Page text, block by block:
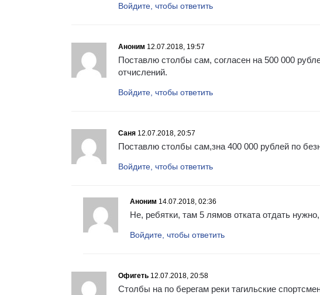
Войдите, чтобы ответить
Аноним 12.07.2018, 19:57
Поставлю столбы сам, согласен на 500 000
отчислений.
Войдите, чтобы ответить
Саня 12.07.2018, 20:57
Поставлю столбы сам,зна 400 000 рублей по
Войдите, чтобы ответить
Аноним 14.07.2018, 02:36
Не, ребятки, там 5 лямов отката отдать
Войдите, чтобы ответить
Офигеть 12.07.2018, 20:58
Столбы на по берегам реки тагильские